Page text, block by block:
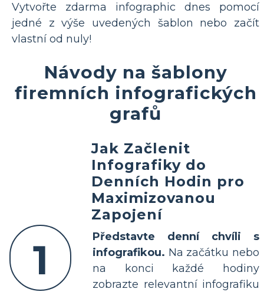
Vytvořte zdarma infographic dnes pomocí
jedné z výše uvedených šablon nebo začít
vlastní od nuly!
Návody na šablony
firemních infografických
grafů
1
Jak Začlenit
Infografiky do
Denních Hodin pro
Maximizovanou
Zapojení
Představte denní chvíli s
infografikou. Na začátku nebo
na konci každé hodiny
zobrazte relevantní infografiku